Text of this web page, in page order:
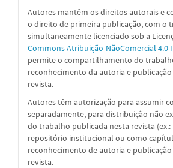
Autores mantêm os direitos autorais e
o direito de primeira publicação, com o
simultaneamente licenciado sob a
Commons Atribuição-NãoComercial 4.0
permite o compartilhamento do
reconhecimento da autoria e
revista.
Autores têm autorização para assumir
separadamente, para distribuição não
do trabalho publicada nesta revista
repositório institucional ou como
reconhecimento de autoria e
revista.